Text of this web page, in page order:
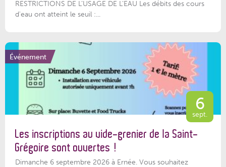
RESTRICTIONS DE L’USAGE DE L’EAU Les débits des cours
d'eau ont atteint le seuil :...
Événement
6
sept.
Les inscriptions au vide-grenier de la Saint-
Grégoire sont ouvertes !
Dimanche 6 septembre 2026 à Ernée. Vous souhaitez